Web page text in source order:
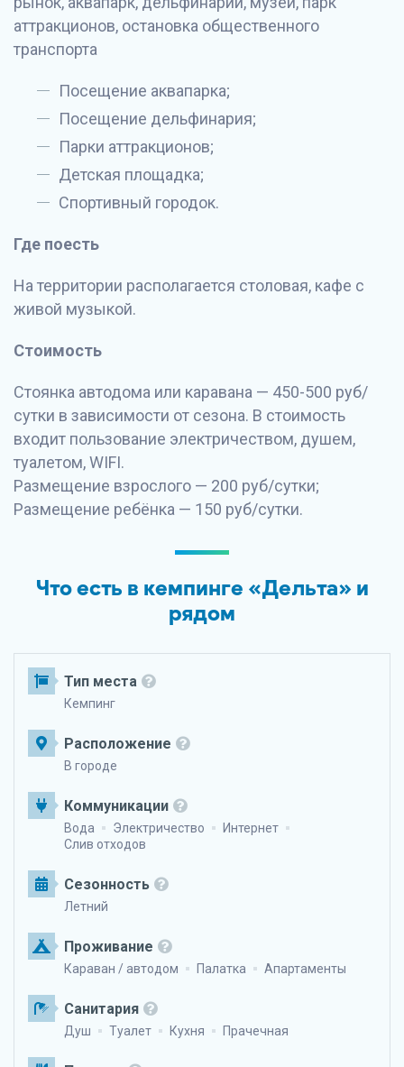
аттракционов, остановка общественного
транспорта
Посещение аквапарка;
Посещение дельфинария;
Парки аттракционов;
Детская площадка;
Спортивный городок.
Где поесть
На территории располагается столовая, кафе с
живой музыкой.
Стоимость
Стоянка автодома или каравана — 450-500 руб/
сутки в зависимости от сезона. В стоимость
входит пользование электричеством, душем,
туалетом, WIFI.
Размещение взрослого — 200 руб/сутки;
Размещение ребёнка — 150 руб/сутки.
Что есть в кемпинге «Дельта» и
рядом
Тип места
Кемпинг
Расположение
В городе
Коммуникации
Вода Электричество
Интернет
Слив отходов
Сезонность
Летний
Проживание
Караван / автодом Палатка Апартаменты
Санитария
Душ Туалет Кухня Прачечная